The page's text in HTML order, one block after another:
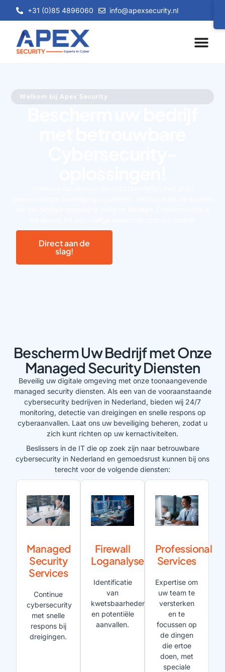
+31 (0)85 4896060 info@apexsecurity.nl
Welkom bij Apex Security
Direct aan de
slag!
Bescherm Uw Bedrijf met Onze
Managed Security Diensten
Beveilig uw digitale omgeving met onze toonaangevende
managed security diensten. Als een van de vooraanstaande
cybersecurity bedrijven in Nederland, bieden wij 24/7
monitoring, detectie van dreigingen en snelle respons op
cyberaanvallen. Laat ons uw beveiliging beheren, zodat u
zich kunt richten op uw kernactiviteiten.
Beslissers in de IT die op zoek zijn naar betrouwbare
cybersecurity in Nederland en gemoedsrust kunnen bij ons
terecht voor de volgende diensten:
Managed
Security
Services
Continue
cybersecurity
met snelle
respons bij
dreigingen.
Firewall
Loganalyse
Identificatie
van
kwetsbaarheden
en potentiële
aanvallen.
Professional
Services
Expertise om
uw team te
versterken
en te
focussen op
de dingen
die ertoe
doen, met
speciale